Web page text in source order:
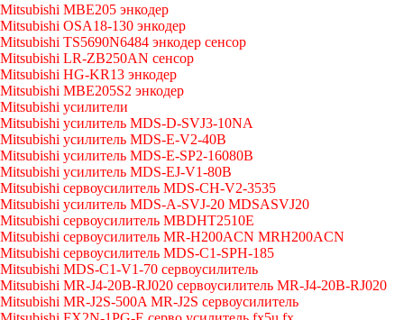
Mitsubishi MBE205 энкодер
Mitsubishi OSA18-130 энкодер
Mitsubishi TS5690N6484 энкодер сенсор
Mitsubishi LR-ZB250AN сенсор
Mitsubishi HG-KR13 энкодер
Mitsubishi MBE205S2 энкодер
Mitsubishi усилители
Mitsubishi усилитель MDS-D-SVJ3-10NA
Mitsubishi усилитель MDS-E-V2-40B
Mitsubishi усилитель MDS-E-SP2-16080B
Mitsubishi усилитель MDS-EJ-V1-80B
Mitsubishi сервоусилитель MDS-CH-V2-3535
Mitsubishi усилитель MDS-A-SVJ-20 MDSASVJ20
Mitsubishi сервоусилитель MBDHT2510E
Mitsubishi сервоусилитель MR-H200ACN MRH200ACN
Mitsubishi сервоусилитель MDS-C1-SPH-185
Mitsubishi MDS-C1-V1-70 сервоусилитель
Mitsubishi MR-J4-20B-RJ020 сервоусилитель MR-J4-20B-RJ020
Mitsubishi MR-J2S-500A MR-J2S сервоусилитель